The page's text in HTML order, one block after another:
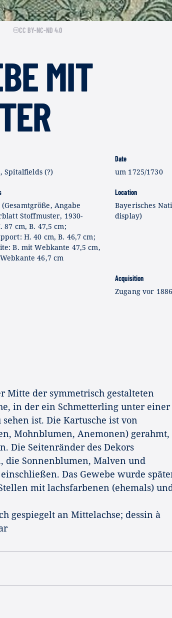
CC BY-NC-ND 4.0
MIT
Spitalfields (?)
Date
um 1725/1730
Angabe
Stoffmuster, 1930-
87 cm, B. 47,5 cm;
H. 40 cm, B. 46,7 cm;
B. mit Webkante 47,5 cm,
46,7 cm
Location
Bayerisches
display)
Acquisition
Zugang vor 1886
Mitte der symmetrisch gestalteten
in der ein Schmetterling unter einer
ist. Die Kartusche ist von
Mohnblumen, Anemonen) gerahmt,
Die Seitenränder des Dekors
die Sonnenblumen, Malven und
Das Gewebe wurde
mit lachsfarbenen (ehemals)
gespiegelt an Mittelachse; dessin à